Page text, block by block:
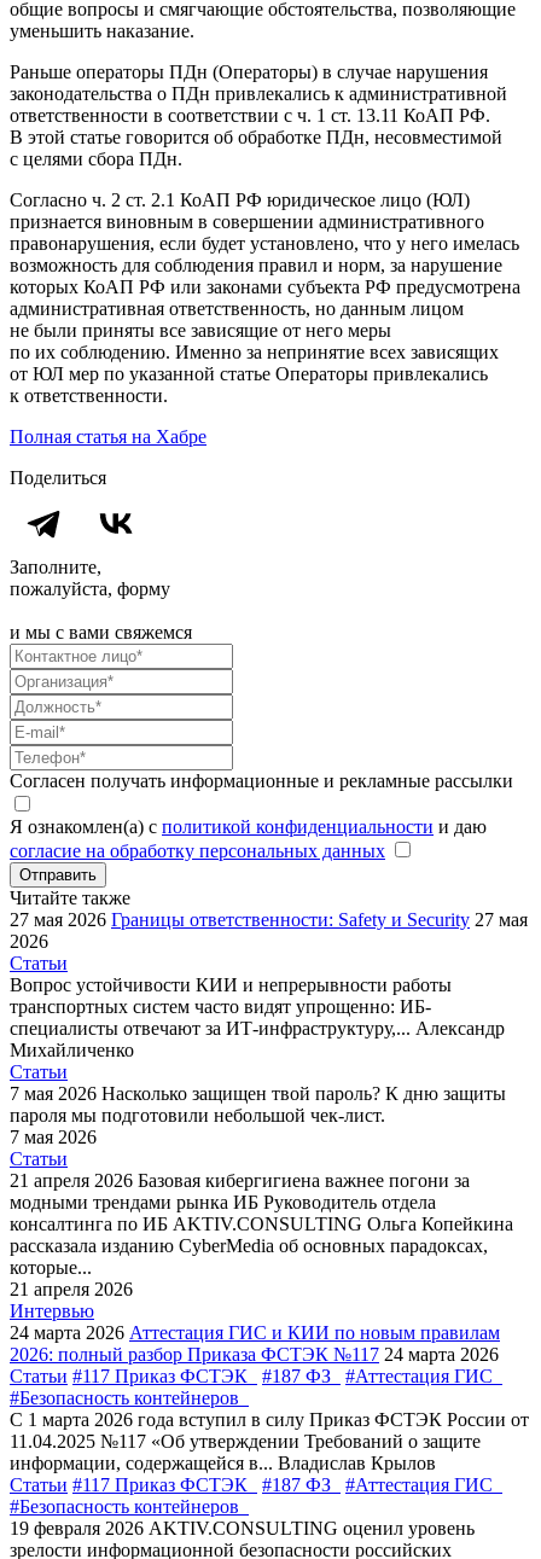
общие вопросы и смягчающие обстоятельства, позволяющие
уменьшить наказание.
Раньше операторы ПДн (Операторы) в случае нарушения
законодательства о ПДн привлекались к административной
ответственности в соответствии с ч. 1 ст. 13.11 КоАП РФ.
В этой статье говорится об обработке ПДн, несовместимой
с целями сбора ПДн.
Согласно ч. 2 ст. 2.1 КоАП РФ юридическое лицо (ЮЛ)
признается виновным в совершении административного
правонарушения, если будет установлено, что у него имелась
возможность для соблюдения правил и норм, за нарушение
которых КоАП РФ или законами субъекта РФ предусмотрена
административная ответственность, но данным лицом
не были приняты все зависящие от него меры
по их соблюдению. Именно за непринятие всех зависящих
от ЮЛ мер по указанной статье Операторы привлекались
к ответственности.
Полная статья на Хабре
Поделиться
Заполните,
пожалуйста, форму
и мы с вами свяжемся
Согласен получать информационные и рекламные рассылки
Я ознакомлен(а) с политикой конфиденциальности и даю
согласие на обработку персональных данных
Отправить
Читайте также
27 мая 2026 Границы ответственности: Safety и Security 27 мая
2026
Статьи
Вопрос устойчивости КИИ и непрерывности работы
транспортных систем часто видят упрощенно: ИБ-
специалисты отвечают за ИТ-инфраструктуру,... Александр
Михайличенко
Статьи
7 мая 2026 Насколько защищен твой пароль? К дню защиты
пароля мы подготовили небольшой чек-лист.
7 мая 2026
Статьи
21 апреля 2026 Базовая кибергигиена важнее погони за
модными трендами рынка ИБ Руководитель отдела
консалтинга по ИБ AKTIV.CONSULTING Ольга Копейкина
рассказала изданию CyberMedia об основных парадоксах,
которые...
21 апреля 2026
Интервью
24 марта 2026 Аттестация ГИС и КИИ по новым правилам
2026: полный разбор Приказа ФСТЭК №117 24 марта 2026
Статьи #117 Приказ ФСТЭК #187 ФЗ
#Аттестация ГИС
#Безопасность контейнеров
С 1 марта 2026 года вступил в силу Приказ ФСТЭК России от
11.04.2025 №117 «Об утверждении Требований о защите
информации, содержащейся в... Владислав Крылов
Статьи #117 Приказ ФСТЭК #187 ФЗ
#Аттестация ГИС
#Безопасность контейнеров
19 февраля 2026 AKTIV.CONSULTING оценил уровень
зрелости информационной безопасности российских